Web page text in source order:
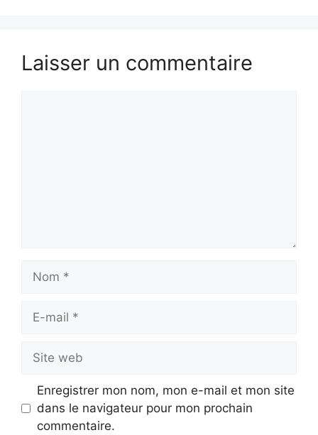
Laisser un commentaire
mail
web
Enregistrer mon nom, mon e-mail et mon site
dans le navigateur pour mon prochain
commentaire.